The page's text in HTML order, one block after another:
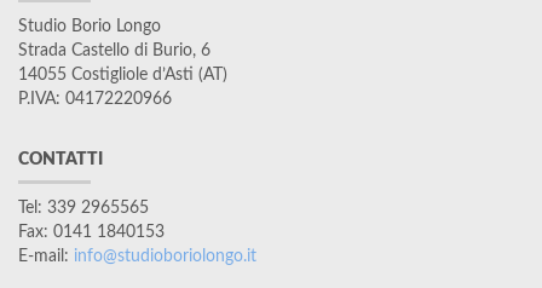
Studio Borio Longo
Strada Castello di Burio, 6
14055 Costigliole d’Asti (AT)
P.IVA: 04172220966
CONTATTI
Tel: 339 2965565
Fax: 0141 1840153
E-mail: info@studioboriolongo.it